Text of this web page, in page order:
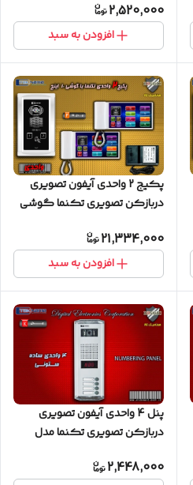
2,520,000
افزودن به سبد
پکیج 2 واحدی آیفون تصویری
دربازکن تصویری تکنما گوشی
21,334,000
افزودن به سبد
پنل 4 واحدی آیفون تصویری
دربازکن تصویری تکنما مدل
2,448,000